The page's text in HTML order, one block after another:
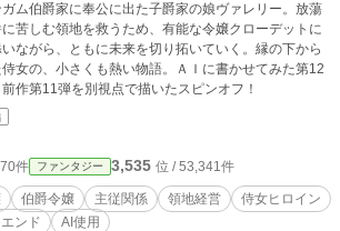
ガム伯爵家に奉公に出た子爵家の娘ヴァレリー。放蕩
に苦しむ領地を救うため、有能な令嬢クローデットに
ながら、ともに未来を切り拓いていく。縁の下から
女の、小さくも熱い物語。ＡＩに書かせてみた第12
作第11弾を別視点で描いたスピンオフ！
件 ファンタジー 3,535 位 / 53,341件
伯爵令嬢 主従関係 領地経営
侍女ヒロイン
ンド AI使用